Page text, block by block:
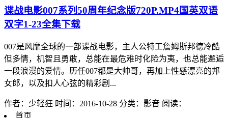
谍战电影007系列50周年纪念版720P.MP4国英双语
双字1-23全集下载
007是风靡全球的一部谍战电影，主人公特工詹姆斯邦德冷酷
但多情，机智且勇敢，总能在最危难时化险为夷，也总能邂逅
一段浪漫的爱情。历任007都是大帅哥，再加上性感漂亮的邦
女郎，以及扣人心弦的精彩剧...
作者：少轻狂 时间：2016-10-28 分类：影音 阅读：
首页